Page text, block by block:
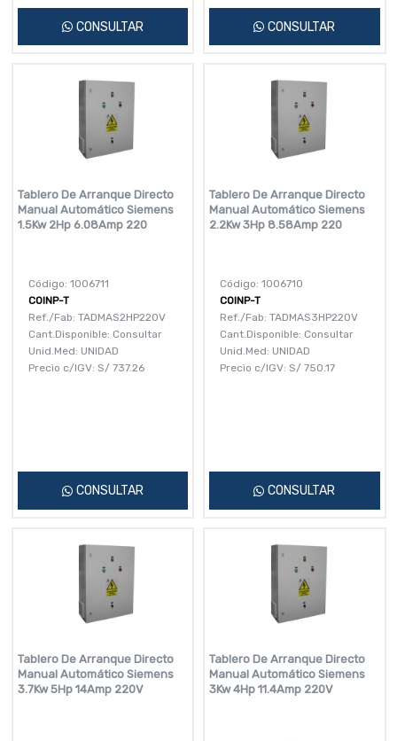
CONSULTAR CONSULTAR
Tablero De Arranque Directo
Manual Automático Siemens
1.5Kw 2Hp 6.08Amp 220
Código: 1006711
COINP-T
Ref./Fab: TADMAS2HP220V
Cant.Disponible: Consultar
Unid.Med: UNIDAD
Precio c/IGV: S/ 737.26
CONSULTAR
Tablero De Arranque Directo
Manual Automático Siemens
2.2Kw 3Hp 8.58Amp 220
Código: 1006710
COINP-T
Ref./Fab: TADMAS3HP220V
Cant.Disponible: Consultar
Unid.Med: UNIDAD
Precio c/IGV: S/ 750.17
CONSULTAR
Tablero De Arranque Directo
Manual Automático Siemens
3.7Kw 5Hp 14Amp 220V
Tablero De Arranque Directo
Manual Automático Siemens
3Kw 4Hp 11.4Amp 220V